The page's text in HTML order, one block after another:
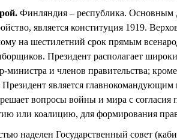
. Финляндия – республика. Основным
является конституция 1919.
на шестилетний срок прямым
Президент располагает
министра и членов правительства;
Президент является
вопросы войны и мира с согласия
или коалицию, для формирования
наделен Государственный совет